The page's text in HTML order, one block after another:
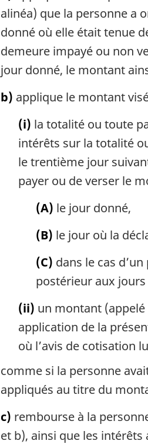
alinéa) que la personne a
donné où elle était tenue
demeure impayé ou non
jour donné, le montant
b) applique le montant
(i) la totalité ou toute
intérêts sur la totalité
le trentième jour
payer ou de verser le
(A) le jour donné,
(B) le jour où la
(C) dans le cas
postérieur aux
(ii) un montant
application de la
où l’avis de cotisation
comme si la personne
appliqués au titre du
c) rembourse à la
et b), ainsi que les